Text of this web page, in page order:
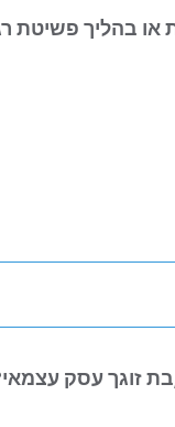
בהליך פשיטת
זוגך עסק